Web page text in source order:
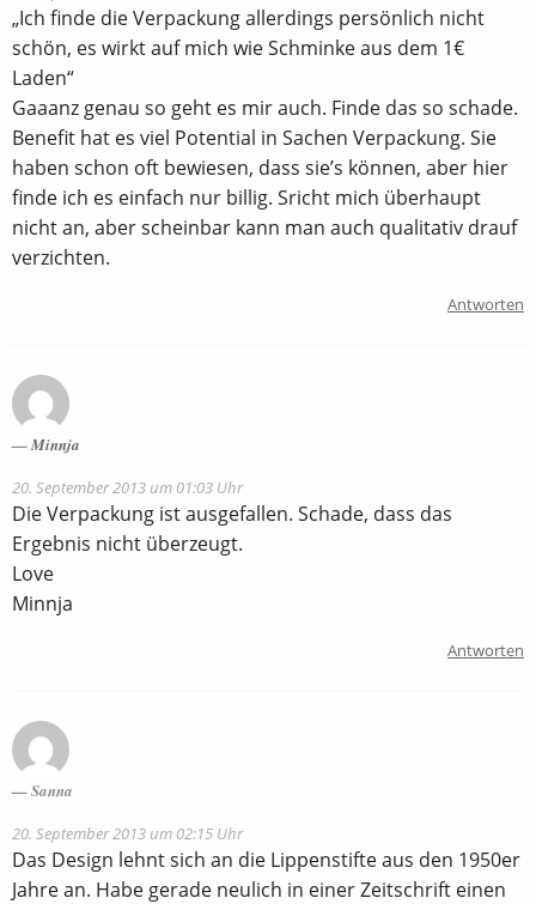
„Ich finde die Verpackung allerdings persönlich nicht
schön, es wirkt auf mich wie Schminke aus dem 1€
Laden“
Gaaanz genau so geht es mir auch. Finde das so schade.
Benefit hat es viel Potential in Sachen Verpackung. Sie
haben schon oft bewiesen, dass sie’s können, aber hier
finde ich es einfach nur billig. Sricht mich überhaupt
nicht an, aber scheinbar kann man auch qualitativ drauf
verzichten.
Antworten
Minnja
20. September 2013 um 01:03 Uhr
Die Verpackung ist ausgefallen. Schade, dass das
Ergebnis nicht überzeugt.
Love
Minnja
Antworten
Sanna
20. September 2013 um 02:15 Uhr
Das Design lehnt sich an die Lippenstifte aus den 1950er
Jahre an. Habe gerade neulich in einer Zeitschrift einen